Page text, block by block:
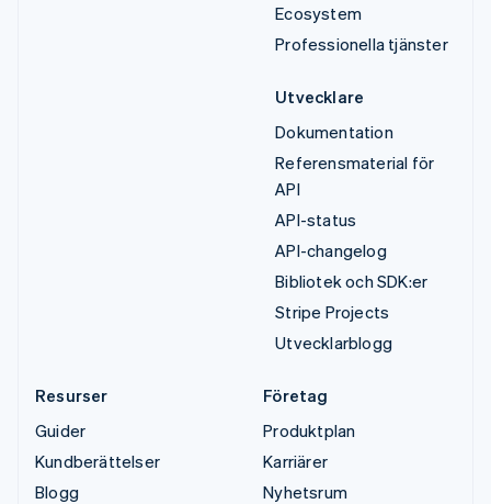
Ecosystem
Professionella tjänster
Utvecklare
Dokumentation
Referensmaterial för
API
API-status
API-changelog
Bibliotek och SDK:er
Stripe Projects
Utvecklarblogg
Resurser
Guider
Kundberättelser
Blogg
Företag
Produktplan
Karriärer
Nyhetsrum